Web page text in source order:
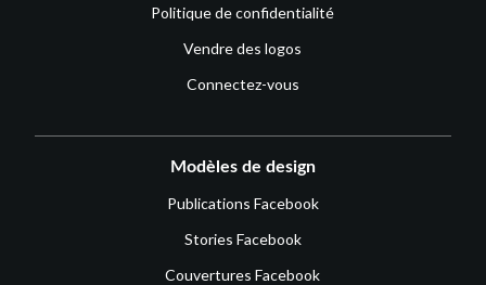
Politique de confidentialité
Vendre des logos
Connectez-vous
Modèles de design
Publications Facebook
Stories Facebook
Couvertures Facebook